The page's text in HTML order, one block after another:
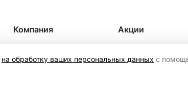
Компания
Сертификаты
Акции
на обработку ваших персональных данных с